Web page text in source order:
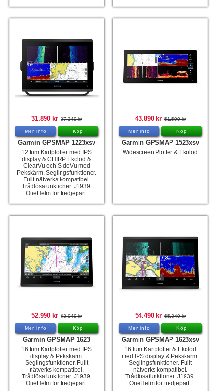
31.890 kr 37.349 kr
Mer info Köp
Garmin GPSMAP 1223xsv
12 tum Kartplotter med IPS
display & CHIRP Ekolod &
ClearVu och SideVu med
Pekskärm. Seglingsfunktioner.
Fullt nätverks kompatibel.
Trådlösafunktioner. J1939.
OneHelm för tredjepart.
43.890 kr 51.599 kr
Mer info Köp
Garmin GPSMAP 1523xsv
Widescreen Plotter & Ekolod
52.990 kr 63.049 kr
Mer info Köp
Garmin GPSMAP 1623
16 tum Kartplotter med IPS
display & Pekskärm.
Seglingsfunktioner. Fullt
nätverks kompatibel.
Trådlösafunktioner. J1939.
OneHelm för tredjepart.
54.490 kr 65.349 kr
Mer info Köp
Garmin GPSMAP 1623xsv
16 tum Kartplotter & Ekolod
med IPS display & Pekskärm.
Seglingsfunktioner. Fullt
nätverks kompatibel.
Trådlösafunktioner. J1939.
OneHelm för tredjepart.